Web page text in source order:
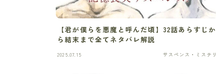
【君が僕らを悪魔と呼んだ頃】32話あらすじか
ら結末まで全てネタバレ解説
2025.07.15 サスペンス・ミステリ